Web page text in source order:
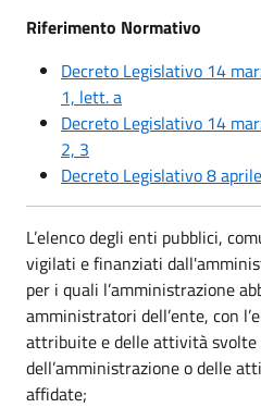
Riferimento Normativo
Decreto Legislativo 14
1, lett. a
Decreto Legislativo 14
2, 3
Decreto Legislativo 8
L’elenco degli enti pubblici,
vigilati e finanziati
per i quali l’amministrazione
amministratori dell’ente, con
attribuite e delle attività svolte
dell’amministrazione o delle
affidate;